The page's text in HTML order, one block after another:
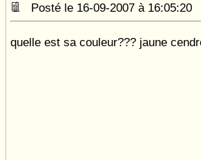
Posté le 16-09-2007 à
quelle est sa couleur??? jaune